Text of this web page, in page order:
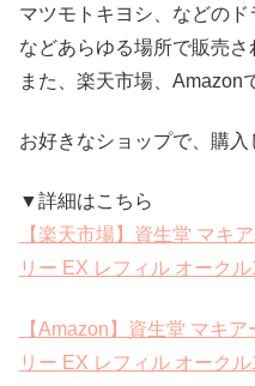
マツモトキヨシ、などの
などあらゆる場所で販売さ
また、楽天市場、Amazon
お好きなショップで、購入
▼詳細はこちら
【楽天市場】資生堂 マキ
リー EX レフィル オーク
【Amazon】資生堂 マキ
リー EX レフィル オーク